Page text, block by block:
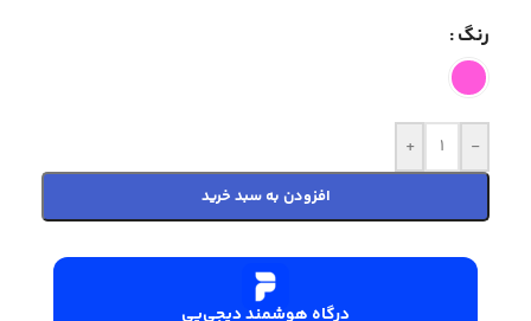
رنگ
-
+
افزودن به سبد خرید
درگاه هوشمند دیجی‌پی